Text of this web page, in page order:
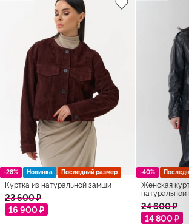
-28% Новинка Последний размер
Куртка из натуральной замши
23 600 ₽
16 900 ₽
-40%
Женская
24 600 ₽
14 800 ₽